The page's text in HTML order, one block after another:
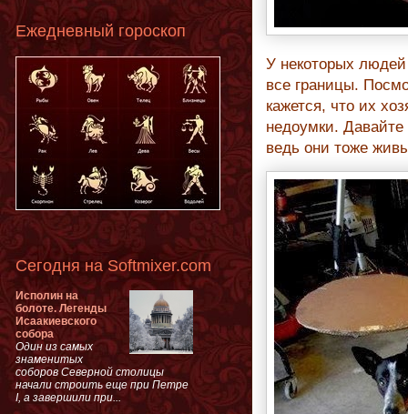
У некоторых
все границы.
кажется, что их
недоумки.
ведь они тоже
Ежедневный гороскоп
Сегодня на Softmixer.com
Исполин на
болоте. Легенды
Исаакиевского
собора
Один из самых
знаменитых
соборов Северной столицы
начали строить еще при Петре
I, а завершили при...